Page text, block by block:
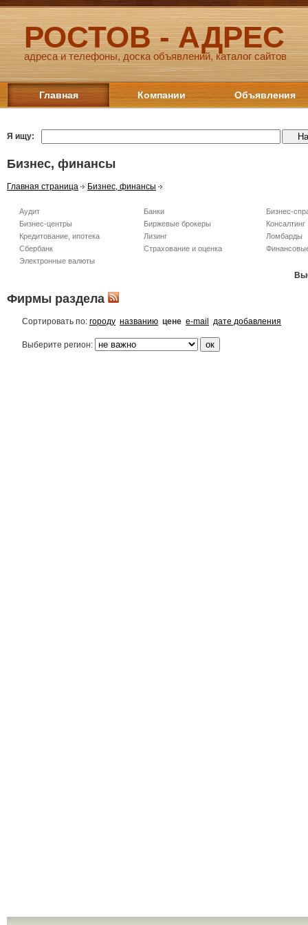
РОСТОВ - АДРЕС
адреса и телефоны, доска объявлений, каталог сайтов
Главная Компании Объявления
Я ищу:
Бизнес, финансы
Главная страница Бизнес, финансы
Аудит Банки
Бизнес-
Бизнес-центры
Биржевые брокеры
Консалтинг
Кредитование, ипотека
Лизинг
Ломбарды
Сбербанк
Страхование и оценка
Электронные валюты
Фирмы раздела
Сортировать по: городу названию цене e-mail дате добавления
Выберите регион: